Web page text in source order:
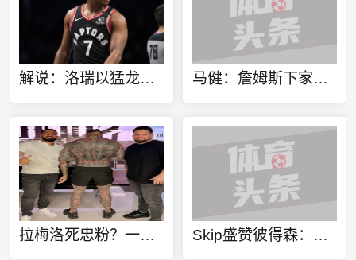
解说：洛瑞以猛龙球员身份进行退役也算是功成身退、落叶归根了 马健：詹姆斯下家不只考虑篮球层面 要能争冠&薪资合适&跟老板熟
拉梅洛死忠粉？一球迷100%还原拉梅洛·鲍尔的满背纹身 Skip盛赞彼得森：选秀前我就说了 他会是本届最强球员